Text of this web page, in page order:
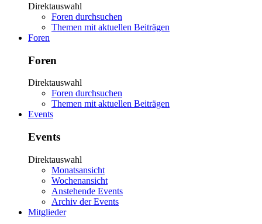
Direktauswahl
Foren durchsuchen
Themen mit aktuellen Beiträgen
Foren
Foren
Direktauswahl
Foren durchsuchen
Themen mit aktuellen Beiträgen
Events
Events
Direktauswahl
Monatsansicht
Wochenansicht
Anstehende Events
Archiv der Events
Mitglieder